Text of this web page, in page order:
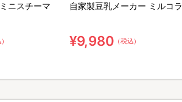
自家製豆乳メーカー ミルコラ
¥9,980 （税込）